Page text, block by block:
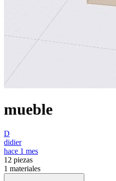
mueble
D
didier
hace 1 mes
12 piezas
1 materiales